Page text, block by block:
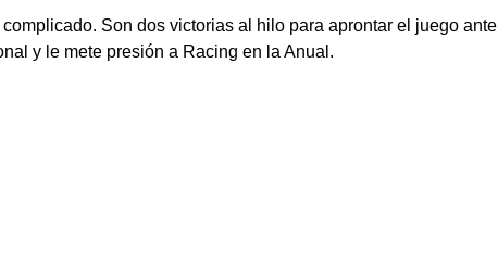
Son dos victorias al hilo para aprontar el juego ante
y le mete presión a Racing en la Anual.